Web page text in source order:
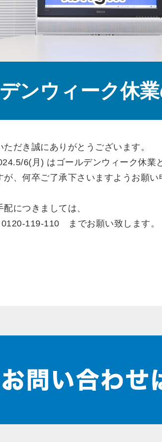
ンウィーク休
だき誠にありがとうございます。
6(月) はゴールデンウィーク休業
、何卒ご了承下さいますようお願い
につきましては、
119-110 までお願い致します。